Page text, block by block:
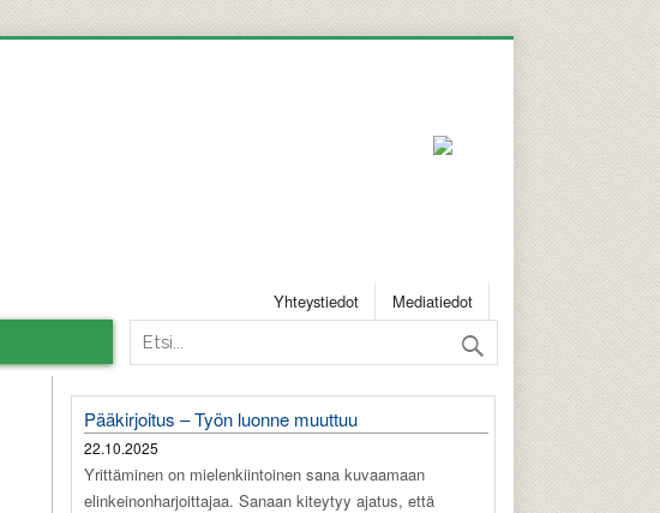
Yhteystiedot Mediatiedot
Pääkirjoitus – Työn luonne muuttuu
22.10.2025
Yrittäminen on mielenkiintoinen sana kuvaamaan
elinkeinonharjoittajaa. Sanaan kiteytyy ajatus, että